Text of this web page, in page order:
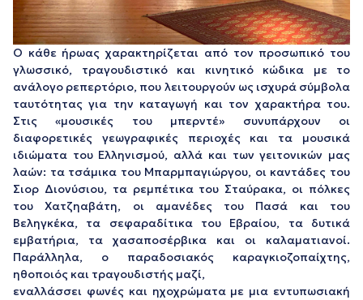
Ο κάθε ήρωας χαρακτηρίζεται από τον προσωπικό του
γλωσσικό, τραγουδιστικό και κινητικό κώδικα με το
ανάλογο ρεπερτόριο, που λειτουργούν ως ισχυρά σύμβολα
ταυτότητας για την καταγωγή και τον χαρακτήρα του.
Στις «μουσικές του μπερντέ» συνυπάρχουν οι
διαφορετικές γεωγραφικές περιοχές και τα μουσικά
ιδιώματα του Ελληνισμού, αλλά και των γειτονικών μας
λαών: τα τσάμικα του Μπαρμπαγιώργου, οι καντάδες του
Σιορ Διονύσιου, τα ρεμπέτικα του Σταύρακα, οι πόλκες
του Χατζηαβάτη, οι αμανέδες του Πασά και του
Βεληγκέκα, τα σεφαραδίτικα του Εβραίου, τα δυτικά
εμβατήρια, τα χασαποσέρβικα και οι καλαματιανοί.
Παράλληλα, ο παραδοσιακός καραγκιοζοπαίχτης,
ηθοποιός και τραγουδιστής μαζί,
εναλλάσσει φωνές και ηχοχρώματα με μια εντυπωσιακή